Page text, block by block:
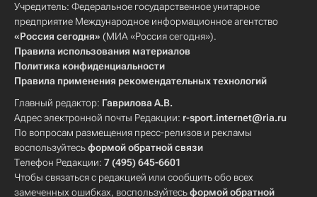
Учредитель: Федеральное государственное унитарное
предприятие Международное информационное агентство
«Россия сегодня» (МИА «Россия сегодня»).
Правила использования материалов
Политика конфиденциальности
Правила применения рекомендательных технологий
Главный редактор: Гаврилова А.В.
Адрес электронной почты Редакции: r-sport.internet@ria.ru
По вопросам размещения пресс-релизов и рекламы
воспользуйтесьформой обратной связи
Телефон Редакции: 7 (495) 645-6601
Чтобы связаться с редакцией или сообщить обо всех
замеченных ошибках, воспользуйтесьформой обратной